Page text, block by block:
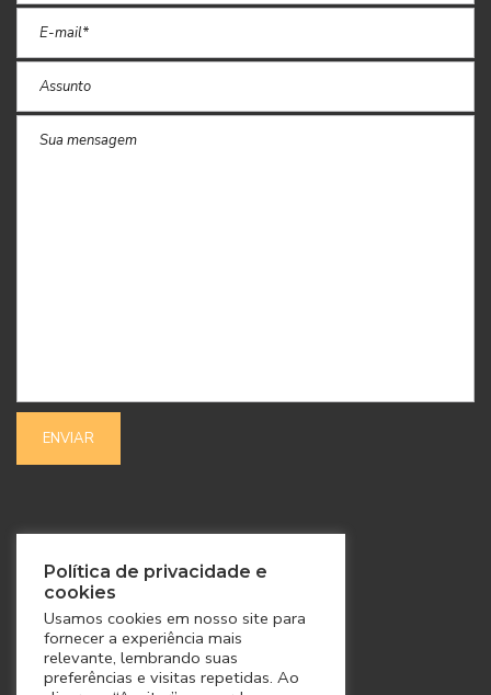
SIGA-NOS
Política de privacidade e
cookies
Usamos cookies em nosso site para
fornecer a experiência mais
relevante, lembrando suas
preferências e visitas repetidas. Ao